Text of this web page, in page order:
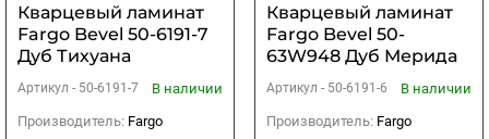
Кварцевый ламинат
Fargo Bevel 50-6191-7
Дуб Тихуана
Артикул - 50-6191-7
В наличии
Производитель: Fargo
Кварцевый ламинат
Fargo Bevel 50-
63W948 Дуб Мерида
Артикул - 50-6191-6
В наличии
Производитель: Fargo